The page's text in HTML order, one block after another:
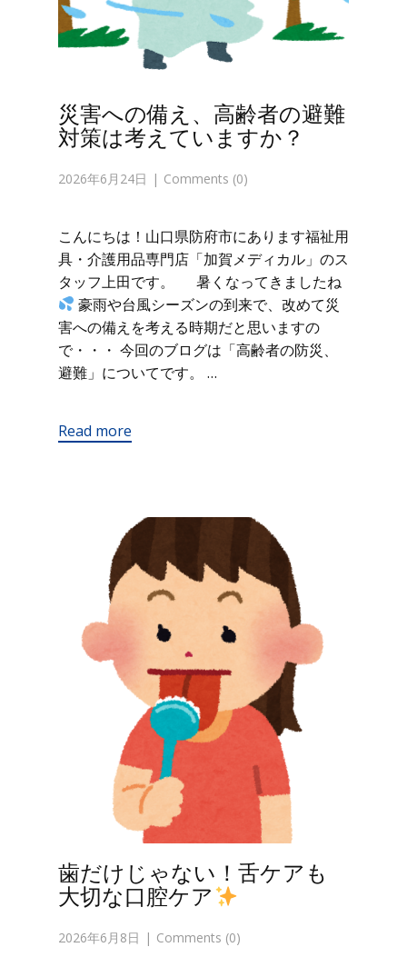
災害への備え、高齢者の避難
対策は考えていますか？
2026年6月24日 Comments (0)
こんにちは！山口県防府市にあります福祉用
具・介護用品専門店「加賀メディカル」のス
タッフ上田です。 暑くなってきましたね
豪雨や台風シーズンの到来で、改めて災
害への備えを考える時期だと思いますの
で・・・ 今回のブログは「高齢者の防災、
避難」についてです。 …
Read more
歯だけじゃない！舌ケアも
大切な口腔ケア
2026年6月8日 Comments (0)